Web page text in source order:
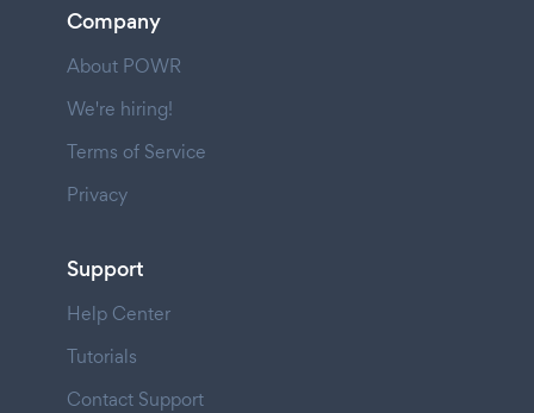
Company
About POWR
We're hiring!
Terms of Service
Privacy
Support
Help Center
Tutorials
Contact Support